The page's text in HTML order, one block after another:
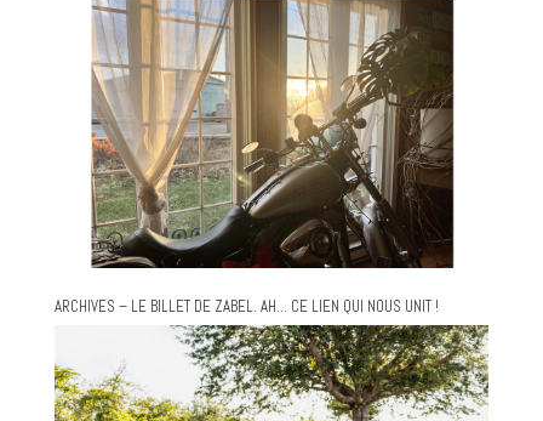
ARCHIVES – LE BILLET DE ZABEL. AH… CE LIEN QUI NOUS UNIT !